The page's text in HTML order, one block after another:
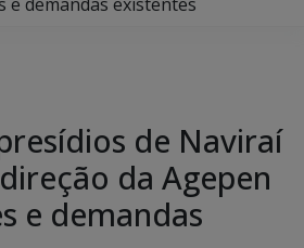
de Naviraí
da Agepen
e demandas